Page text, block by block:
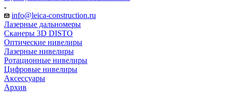
info@leica-construction.ru
Лазерные дальномеры
Сканеры 3D DISTO
Оптические нивелиры
Лазерные нивелиры
Ротационные нивелиры
Цифровые нивелиры
Аксессуары
Архив